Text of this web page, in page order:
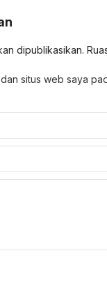
dipublikasikan.
situs web saya